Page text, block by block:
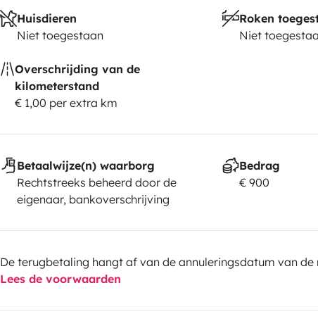
Huisdieren
Niet toegestaan
Roken
Niet
Overschrijding van de
kilometerstand
€ 1,00 per extra km
Betaalwijze(n) waarborg
Rechtstreeks beheerd door de
eigenaar, bankoverschrijving
Bedrag
€ 900
De terugbetaling hangt af van de annuleringsdatum van de
Lees de voorwaarden